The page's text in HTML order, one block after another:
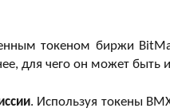
токеном биржи
для чего он может быть
. Используя токены